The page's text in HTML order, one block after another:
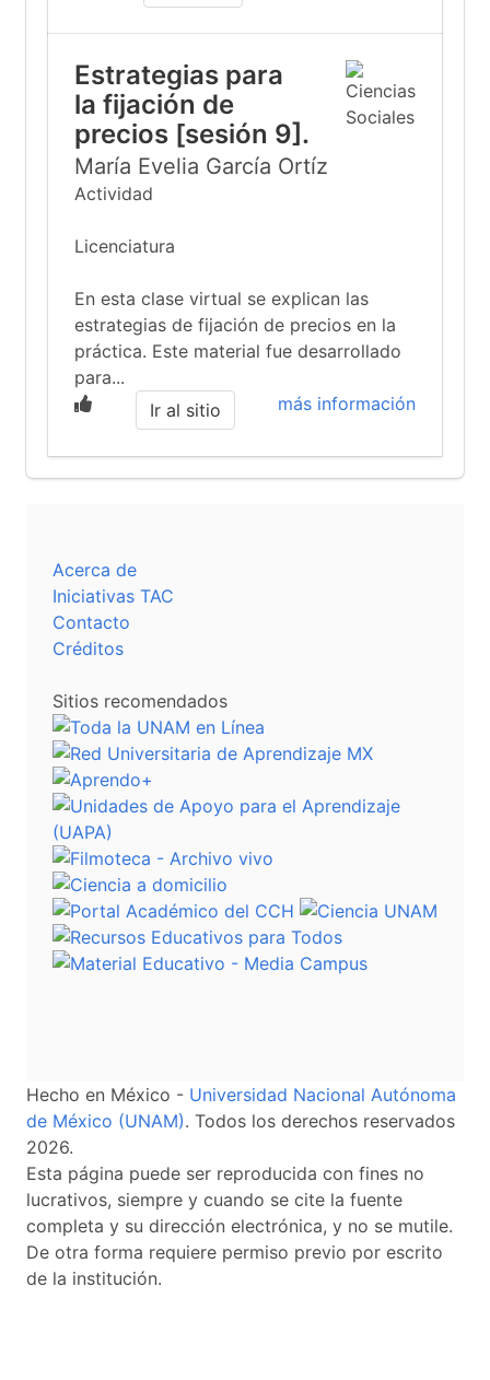
Estrategias para
la fijación de
precios [sesión 9].
María Evelia García Ortíz
Actividad
Licenciatura
En esta clase virtual se explican las
estrategias de fijación de precios en la
práctica. Este material fue desarrollado
para...
más información
Ir al sitio
Acerca de
Iniciativas TAC
Contacto
Créditos
Sitios recomendados
Hecho en México - Universidad Nacional Autónoma
de México (UNAM). Todos los derechos reservados
2026.
Esta página puede ser reproducida con fines no
lucrativos, siempre y cuando se cite la fuente
completa y su dirección electrónica, y no se mutile.
De otra forma requiere permiso previo por escrito
de la institución.